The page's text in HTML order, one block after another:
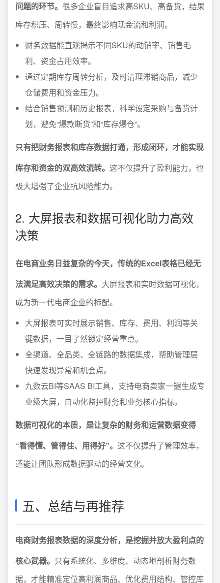
问题的环节。 很多企业盲目追求高SKU、高备货，结果
库存积压、周转慢，最终影响现金流和利润。
财务数据能直观揭示不同SKU的动销率、销售毛
利、资金占用效率。
通过定期库存周转分析，及时清理滞销商品，减少
仓储费用和资金压力。
结合销售预测和历史报表，科学设定采购与备货计
划，避免“爆款断货”和“库存爆仓”。
只有把财务报表和库存数据打通，形成闭环，才能实现
库存和资金的双高效流转。 这不仅提升了盈利能力，也
极大增强了企业抗风险能力。
2. 大屏报表和数据可视化助力高效
决策
在电商业务日益复杂的今天，传统的Excel表格已经无
法满足高效决策的需求。 大屏报表和实时数据可视化，
成为新一代电商企业的标配。
大屏报表可实时展示销售、库存、费用、利润等关
键数据，一目了然锁定经营重点。
全渠道、全品类、全链路的数据集成，帮助管理层
快速发现异常和机会点。
九数云BI等SAAS BI工具，支持电商卖家一键生成专
业级大屏，自动化监控财务和业务核心指标。
数据可视化的本质，是让复杂的财务和运营数据变得
“看得懂、管得住、用得好”。 这不仅提升了管理效率，
还能让团队形成数据驱动的经营文化。
五、总结与再推荐
电商财务报表数据的深度分析，是挖掘并放大盈利点的
核心武器。 只有系统化、多维度、动态地剖析财务数
据，才能精准定位高利润商品、优化费用结构、管控库